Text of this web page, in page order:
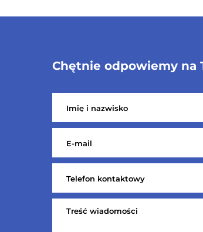
Chętnie odpowiemy na